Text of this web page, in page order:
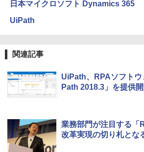
日本マイクロソフト Dynamics 365
UiPath
関連記事
UiPath、RPAソフト
Path 2018.3」を提供
業務部門が注目する「
改革実現の切り札とな